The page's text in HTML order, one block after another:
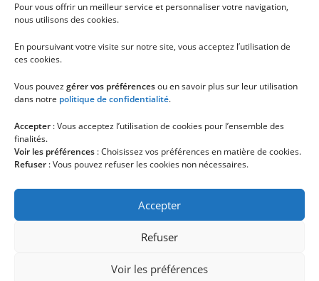
Pour vous offrir un meilleur service et personnaliser votre navigation,
nous utilisons des cookies.
En poursuivant votre visite sur notre site, vous acceptez l’utilisation de
ces cookies.
Vous pouvezgérer vos préférencesou en savoir plus sur leur utilisation
dans notre politique de confidentialité.
Accepter : Vous acceptez l’utilisation de cookies pour l’ensemble des
finalités.
Voir les préférences : Choisissez vos préférences en matière de cookies.
Refuser : Vous pouvez refuser les cookies non nécessaires.
Accepter
Refuser
Voir les préférences